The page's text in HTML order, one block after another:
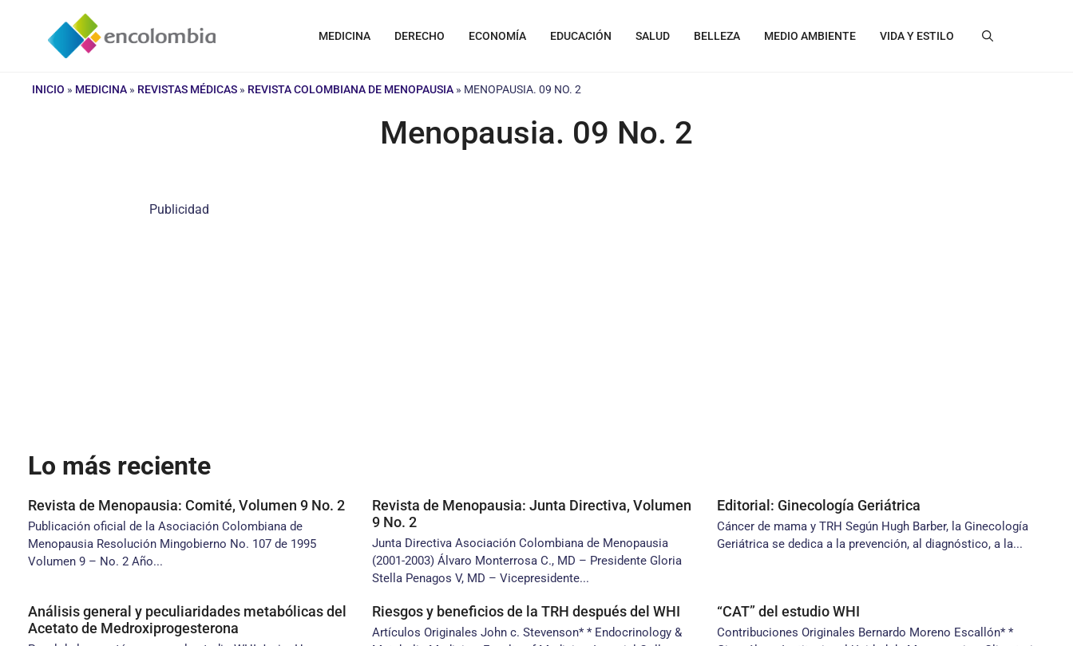
contenido
MEDICINA DERECHO ECONOMÍA EDUCACIÓN SALUD BELLEZA MEDIO AMBIENTE VIDA Y ESTILO
INICIO » MEDICINA » REVISTAS MÉDICAS » REVISTA COLOMBIANA DE MENOPAUSIA » MENOPAUSIA. 09 NO. 2
Menopausia. 09 No. 2
Publicidad
Lo más reciente
Revista de Menopausia: Comité, Volumen 9 No. 2
Publicación oficial de la Asociación Colombiana de
Menopausia Resolución Mingobierno No. 107 de 1995
Volumen 9 – No. 2 Año...
Revista de Menopausia: Junta Directiva, Volumen
9 No. 2
Junta Directiva Asociación Colombiana de Menopausia
(2001-2003) Álvaro Monterrosa C., MD – Presidente Gloria
Stella Penagos V, MD – Vicepresidente...
Editorial: Ginecología Geriátrica
Cáncer de mama y TRH Según Hugh Barber, la Ginecología
Geriátrica se dedica a la prevención, al diagnóstico, a la...
Análisis general y peculiaridades metabólicas del
Acetato de Medroxiprogesterona
Riesgos y beneficios de la TRH después del WHI
Artículos Originales John c. Stevenson* * Endocrinology &
“CAT” del estudio WHI
Contribuciones Originales Bernardo Moreno Escallón* *